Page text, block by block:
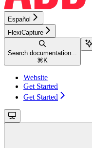
Español
FlexiCapture
Search documentation...
⌘ K
Website
Get Started
Get Started